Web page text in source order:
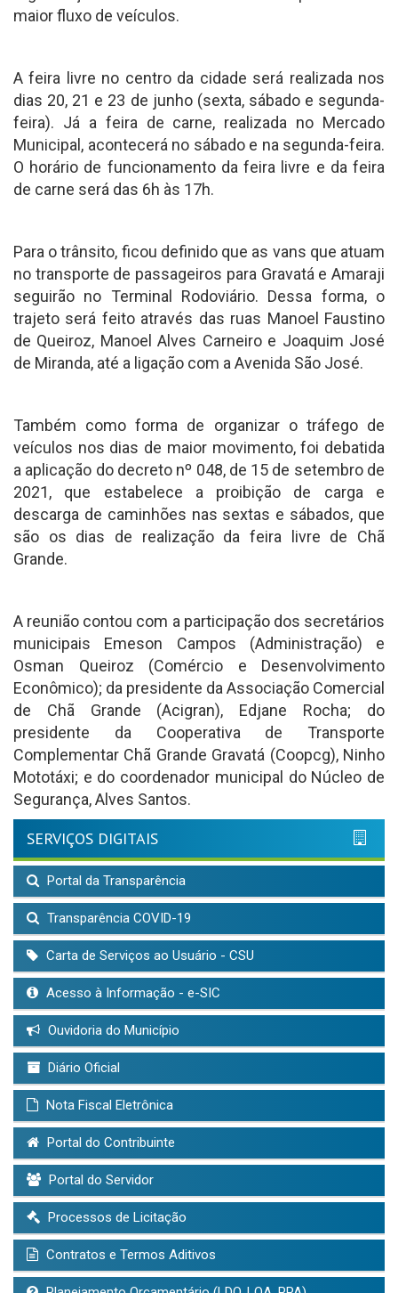
maior fluxo de veículos.
A feira livre no centro da cidade será realizada nos
dias 20, 21 e 23 de junho (sexta, sábado e segunda-
feira). Já a feira de carne, realizada no Mercado
Municipal, acontecerá no sábado e na segunda-feira.
O horário de funcionamento da feira livre e da feira
de carne será das 6h às 17h.
Para o trânsito, ficou definido que as vans que atuam
no transporte de passageiros para Gravatá e Amaraji
seguirão no Terminal Rodoviário. Dessa forma, o
trajeto será feito através das ruas Manoel Faustino
de Queiroz, Manoel Alves Carneiro e Joaquim José
de Miranda, até a ligação com a Avenida São José.
Também como forma de organizar o tráfego de
veículos nos dias de maior movimento, foi debatida
a aplicação do decreto nº 048, de 15 de setembro de
2021, que estabelece a proibição de carga e
descarga de caminhões nas sextas e sábados, que
são os dias de realização da feira livre de Chã
Grande.
A reunião contou com a participação dos secretários
municipais Emeson Campos (Administração) e
Osman Queiroz (Comércio e Desenvolvimento
Econômico); da presidente da Associação Comercial
de Chã Grande (Acigran), Edjane Rocha; do
presidente da Cooperativa de Transporte
Complementar Chã Grande Gravatá (Coopcg), Ninho
Mototáxi; e do coordenador municipal do Núcleo de
Segurança, Alves Santos.
SERVIÇOS DIGITAIS
Portal da Transparência
Transparência COVID-19
Carta de Serviços ao Usuário - CSU
Acesso à Informação - e-SIC
Ouvidoria do Município
Diário Oficial
Nota Fiscal Eletrônica
Portal do Contribuinte
Portal do Servidor
Processos de Licitação
Contratos e Termos Aditivos